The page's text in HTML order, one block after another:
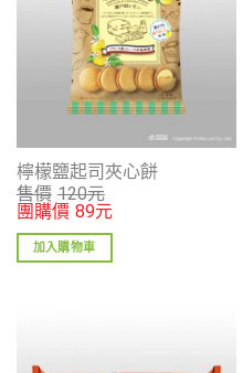
檸檬鹽起司夾心餅
售價 120元
團購價 89元
加入購物車